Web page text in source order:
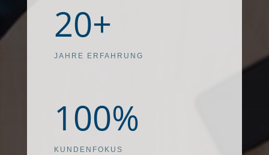
20+
JAHRE ERFAHRUNG
100%
KUNDENFOKUS